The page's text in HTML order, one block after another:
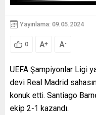
Yayınlama: 09.05.2024
0 A+ A-
UEFA Şampiyonlar Ligi
devi Real Madrid
konuk etti. Santiago
ekip 2-1 kazandı.